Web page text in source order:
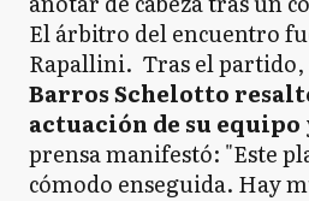
El árbitro del encuentro
Rapallini. Tras el partido,
Barros Schelotto
actuación de su equipo
prensa manifestó: "Este
cómodo enseguida. Hay